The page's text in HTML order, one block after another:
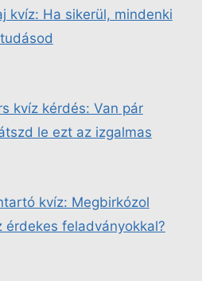
kvíz: Ha sikerül, mindenki
kvíz kérdés: Van pár
le ezt az izgalmas
kvíz: Megbirkózol
érdekes feladványokkal?